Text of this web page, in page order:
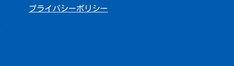
プライバシーポリシー